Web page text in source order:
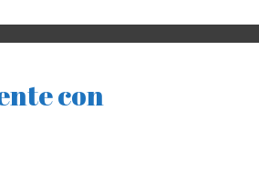
con